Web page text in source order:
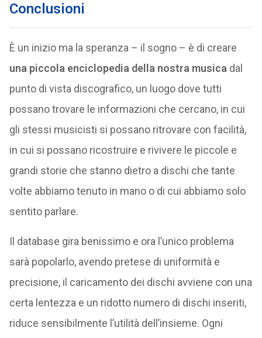
Conclusioni
È un inizio ma la speranza – il sogno – è di creare
una piccola enciclopedia della nostra musica dal
punto di vista discografico, un luogo dove tutti
possano trovare le informazioni che cercano, in cui
gli stessi musicisti si possano ritrovare con facilità,
in cui si possano ricostruire e rivivere le piccole e
grandi storie che stanno dietro a dischi che tante
volte abbiamo tenuto in mano o di cui abbiamo solo
sentito parlare.
Il database gira benissimo e ora l’unico problema
sarà popolarlo, avendo pretese di uniformità e
precisione, il caricamento dei dischi avviene con una
certa lentezza e un ridotto numero di dischi inseriti,
riduce sensibilmente l’utilità dell’insieme. Ogni